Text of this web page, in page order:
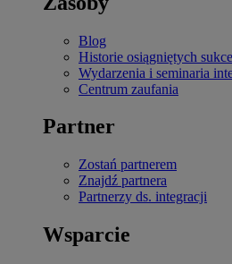
Blog
Historie osiągniętych
Wydarzenia i seminaria
Centrum zaufania
Partner
Zostań partnerem
Znajdź partnera
Partnerzy ds. integracji
Wsparcie